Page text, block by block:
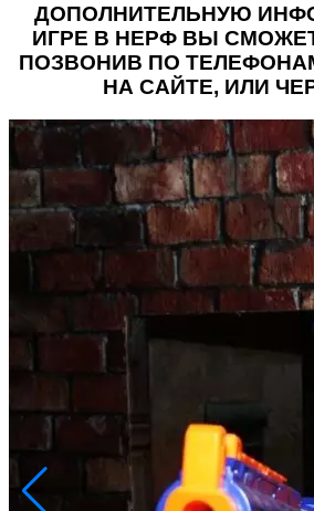
ДОПОЛНИТЕЛЬНУЮ
ИГРЕ В НЕРФ ВЫ
ПОЗВОНИВ ПО
НА САЙТЕ, ИЛИ